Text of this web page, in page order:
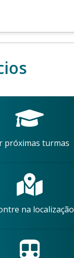
próximas turmas
na localização